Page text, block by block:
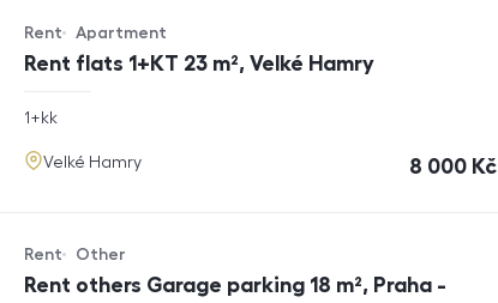
Rent flats 1+KT 23 m², Velké Hamry
Offer type
Rent
Property type
Apartment
rozměry
1+kk
funkce
adresa
Velké Hamry cena
8 000 Kč
Rent others Garage parking 18 m², Praha -
Offer type
Rent
Property type
Other